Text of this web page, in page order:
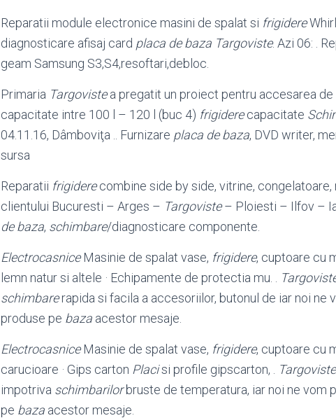
Reparatii module electronice masini de spalat si frigidere
diagnosticare afisaj card placa de baza Targoviste. Azi 06: .
geam Samsung S3,S4,resoftari,debloc.
Primaria Targovistea pregatit un proiect pentru accesarea de
capacitate intre 100 l – 120 l (buc 4) frigiderecapacitate
04.11.16, Dâmboviţa .. Furnizare placa de baza, DVD writer,
sursa
Reparatii frigiderecombine side by side, vitrine, congelatoare,
clientului Bucuresti – Arges – Targoviste– Ploiesti – Ilfov –
de baza, schimbare/diagnosticare componente.
ElectrocasniceMasinie de spalat vase, frigidere, cuptoare cu
lemn natur si altele · Echipamente de protectia mu. .
schimbarerapida si facila a accesoriilor, butonul de iar noi ne
produse pe baza acestor mesaje.
ElectrocasniceMasinie de spalat vase, frigidere, cuptoare cu
carucioare · Gips carton Placisi profile gipscarton, . Targoviste
impotriva schimbarilorbruste de temperatura, iar noi ne vom
pe baza acestor mesaje.